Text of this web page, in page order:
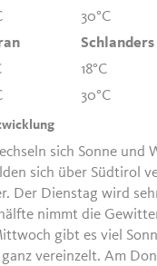
30°C
Schlanders
18°C
30°C
sich Sonne und
sich über Südtirol
Der Dienstag wird
nimmt die
gibt es viel
vereinzelt. Am